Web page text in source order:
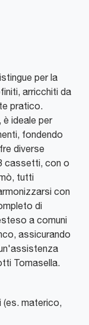
per la
arricchiti da
pratico.
ideale per
fondendo
diverse
cassetti, con o
tutti
con
di
a comuni
assicurando
Tomasella.
(es. materico,